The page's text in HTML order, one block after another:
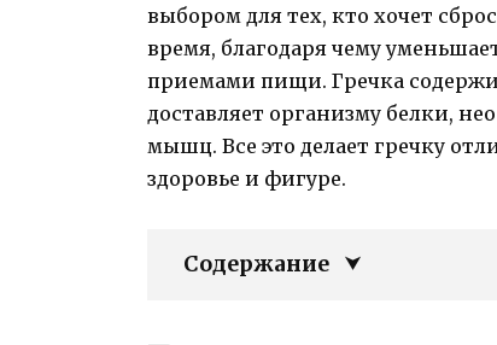
выбором для тех, кто хочет
время, благодаря чему
приемами пищи. Гречка
доставляет организму белки,
мышц. Все это делает гречку
здоровье и фигуре.
Содержание